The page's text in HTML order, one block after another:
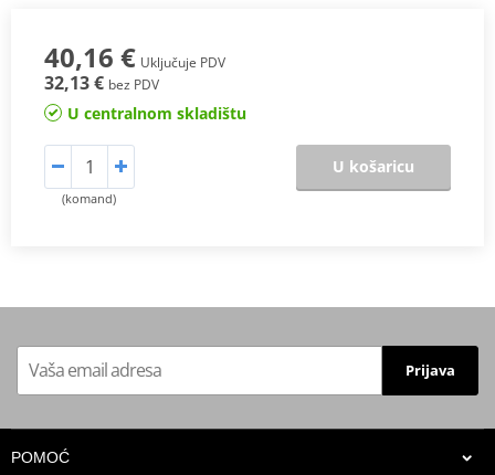
40,16 € Uključuje PDV
32,13 € bez PDV
U centralnom skladištu
(komand)
U košaricu
Prijava
POMOĆ